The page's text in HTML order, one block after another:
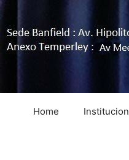
Home Institucion